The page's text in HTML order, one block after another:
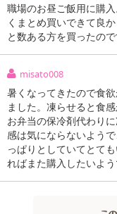
職場のお昼ご飯用に購
くまとめ買いできて良
と数ある方を買ったの
misato008
暑くなってきたので食
ました。凍らせると食
お弁当の保冷剤代わり
感は気にならないよう
っぱりとしていてとて
ればまた購入したいよう